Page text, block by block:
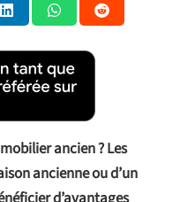
ancien ? Les
ancienne ou d’un